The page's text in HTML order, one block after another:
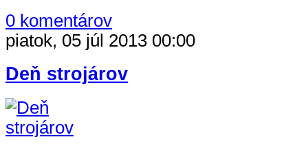
0 komentárov
piatok, 05 júl 2013 00:00
Deň strojárov